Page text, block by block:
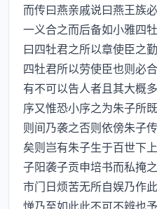
而传曰燕亲戚说曰燕王族
一义合之而后备如小雅四
曰四牡君之所以章使臣之
四牡君所以劳使臣也则必
有不可以告人者且其大概
序又惟恐小序之为朱子所
则间乃袭之否则依傍朱子
矣则岂有朱子生于百世下
子阳袭子贡申培书而私掩
市门日烦苦无所自娱乃作
惮乃至如此此不可不辨也